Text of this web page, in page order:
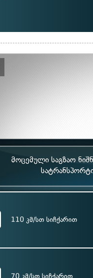
მოცემული საგზაო
110 კმ/სთ სიჩქარით
70 კმ/სთ სიჩქარით